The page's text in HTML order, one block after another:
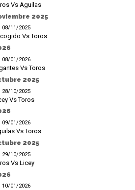
Vs Aguilas
2025
08/11/2025
Vs Toros
08/01/2026
Vs Toros
2025
28/10/2025
Vs Toros
09/01/2026
Vs Toros
2025
29/10/2025
Vs Licey
10/01/2026